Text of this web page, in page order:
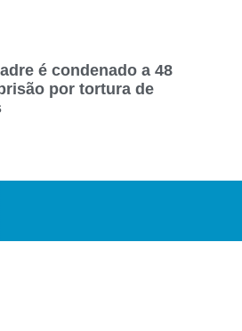
é condenado a 48
por tortura de